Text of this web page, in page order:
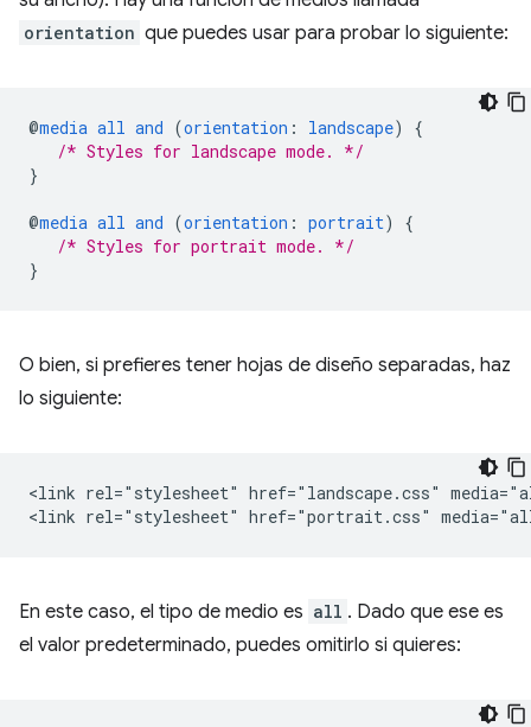
orientation que puedes usar para probar lo siguiente:
@media all and (orientation : landscape)
{
/* Styles for landscape mode. */
}
@media all and (orientation : portrait)
{
/* Styles for portrait mode. */
}
O bien, si prefieres tener hojas de diseño separadas, haz
lo siguiente:
<link rel="stylesheet" href="landscape.css"
En este caso, el tipo de medio es all . Dado que ese es
el valor predeterminado, puedes omitirlo si quieres: